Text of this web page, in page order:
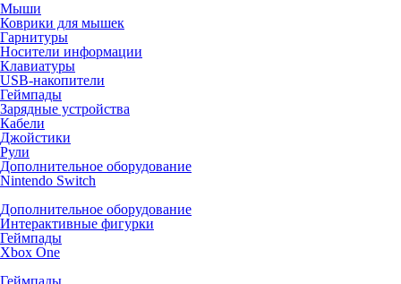
Мыши
Коврики для мышек
Гарнитуры
Носители информации
Клавиатуры
USB-накопители
Геймпады
Зарядные устройства
Кабели
Джойстики
Рули
Дополнительное оборудование
Nintendo Switch
Дополнительное оборудование
Интерактивные фигурки
Геймпады
Xbox One
Геймпады